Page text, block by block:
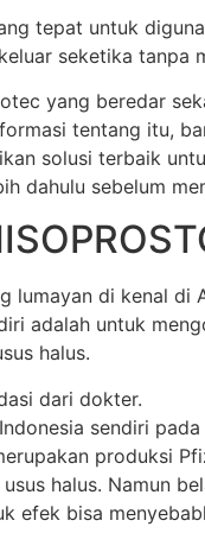
tepat untuk
seketika tanpa
yang beredar
tentang itu,
solusi terbaik
dahulu sebelum
di kenal
adalah untuk
halus.
dari dokter.
sendiri
produksi
halus. Namun
efek bisa